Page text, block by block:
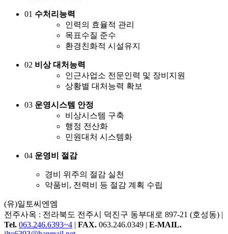
01 수처리능력
인력의 효율적 관리
목표수질 준수
환경친화적 시설유지
02 비상 대처능력
인근사업소 전문인력 및 장비지원
상황별 대처능력 확보
03 운영시스템 안정
비상시스템 구축
행정 전산화
민원대처 시스템화
04 운영비 절감
경비 위주의 절감 실천
약품비, 전력비 등 절감 계획 수립
(유)일토씨엔엠
전주사옥 : 전라북도 전주시 덕진구 동부대로 897-21 (호성동) |
Tel. 063.246.6393~4 | FAX. 063.246.0349 | E-MAIL.